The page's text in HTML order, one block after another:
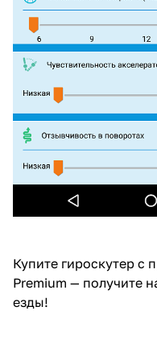
Купите гироскутер с
Premium — получите
езды!